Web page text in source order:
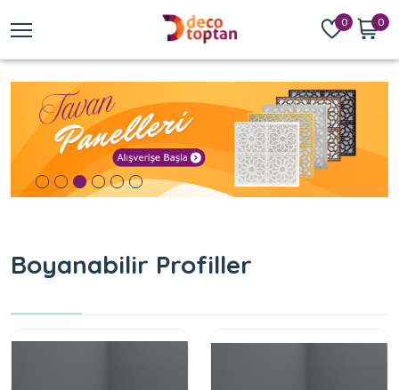
0 0
Boyanabilir Profiller